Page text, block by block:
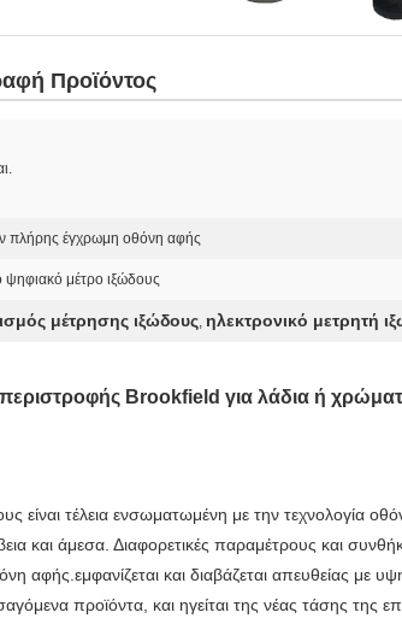
Προϊόντος
πλήρης έγχρωμη οθόνη αφής
μέτρο ιξώδους
μέτρησης ιξώδους, ηλεκτρονικό μετρητή
Brookfield για λάδια ή
είναι τέλεια ενσωματωμένη με την τεχνολογία
και άμεσα. Διαφορετικές παραμέτρους και
και διαβάζεται απευθείας με
προϊόντα, και ηγείται της νέας τάσης της